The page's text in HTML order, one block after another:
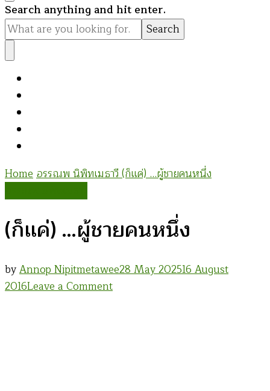
Looking
for
Something?
Search anything and hit enter.
Homeอรรณพ นิพิทเมธาวี(ก็แค่) …ผู้ชายคนหนึ่ง
(ก็แค่) …ผู้ชายคนหนึ่ง
byAnnop Nipitmetawee28 May 202516 August
2016Leave a Commenton